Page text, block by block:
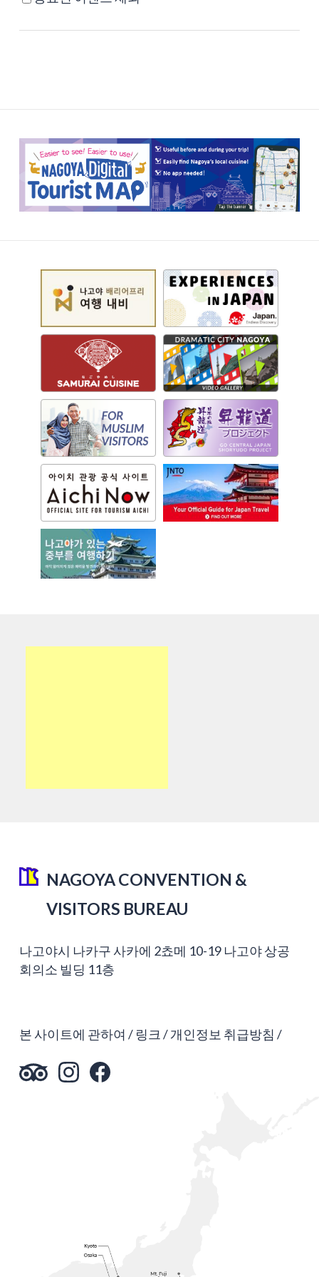
NAGOYA CONVENTION &
VISITORS BUREAU
나고야시 나카구 사카에 2쵸메 10-19 나고야 상공
회의소 빌딩 11층
본 사이트에 관하여 링크 개인정보 취급방침